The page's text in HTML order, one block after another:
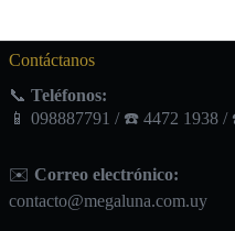
Contáctanos
📞 Teléfonos:
📱 098887791 / ☎️ 4472 1938
✉️ Correo electrónico:
contacto@megaluna.com.uy